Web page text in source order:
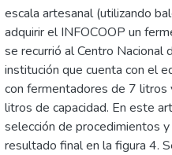
escala artesanal (utilizando
adquirir el INFOCOOP un
se recurrió al Centro Nacional
institu­ción que cuenta con el
con fermentadores de 7
litros de capacidad. En este
selección de procedimientos
resultado final en la figura 4.